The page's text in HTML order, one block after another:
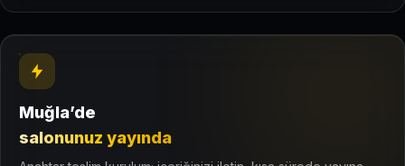
Muğla’de
salonunuz yayında